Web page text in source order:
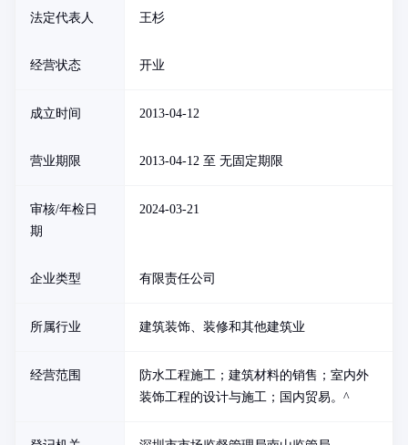
法定代表人 王杉
经营状态 开业
成立时间 2013-04-12
营业期限 2013-04-12 至 无固定期限
审核/年检日
期
2024-03-21
企业类型 有限责任公司
所属行业 建筑装饰、装修和其他建筑业
经营范围
防水工程施工；建筑材料的销售；室内外
装饰工程的设计与施工；国内贸易。^